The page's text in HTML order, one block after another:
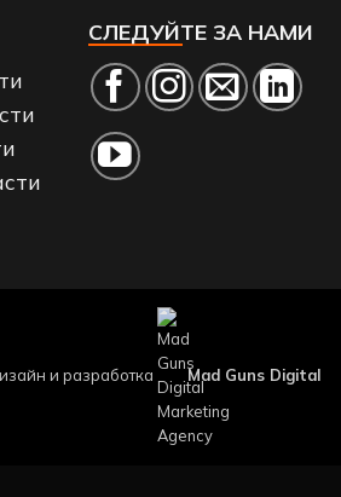
СЛЕДУЙТЕ ЗА НАМИ
и разработка Mad Guns Digital